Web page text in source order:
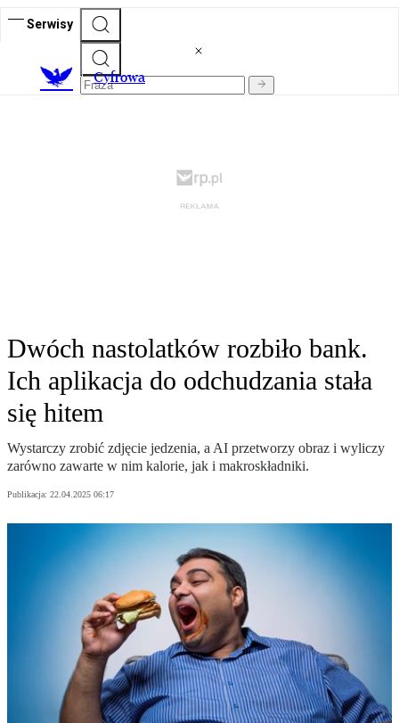
Serwisy
Cyfrowa
Dwóch nastolatków rozbiło bank.
Ich aplikacja do odchudzania stała
się hitem
Wystarczy zrobić zdjęcie jedzenia, a AI przetworzy obraz i wyliczy
zarówno zawarte w nim kalorie, jak i makroskładniki.
Publikacja: 22.04.2025 06:17